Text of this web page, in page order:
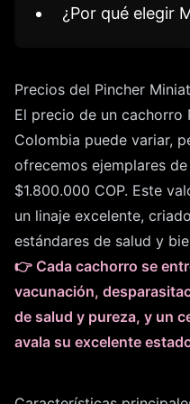
¿Por qué elegir
Precios del Pincher
El precio de un cachorro
Colombia puede variar,
ofrecemos ejemplares
$1.800.000 COP. Este
un linaje excelente,
estándares de salud y
👉 Cada cachorro se
vacunación,
de salud y pureza, y un
avala su excelente